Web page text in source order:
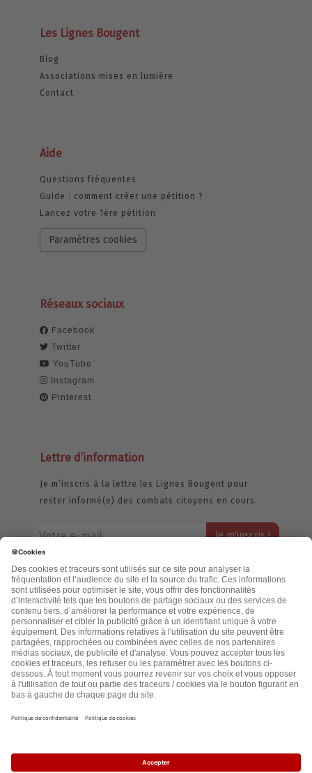
Les Lignes Bougent
Blog
Associations mises en lumière
Contact
Aide
Questions fréquentes
Guide : comment créer une pétition ?
Lancez votre 1ère pétition
Paramètres cookies
Réseaux sociaux
Facebook
Twitter
YouTube
Instagram
Pinterest
Lettre d’information
Je m’inscris à la lettre les Lignes Bougent pour
rester informé(e) des combats citoyens en cours.
jamais échangée. Pour consulter notre politique de confidentialité,
cliquez ici.
Accueil
Politique de confidentialité
Cookies